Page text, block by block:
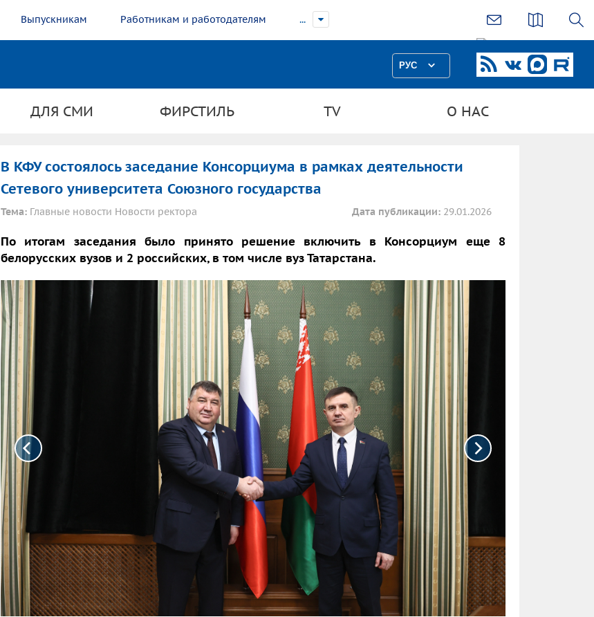
Выпускникам Работникам и работодателям ...
РУС
ДЛЯ СМИ ФИРСТИЛЬ TV О НАС
В КФУ состоялось заседание Консорциума в рамках деятельности
Сетевого университета Союзного государства
Тема: Главные новости Новости ректора Дата публикации: 29.01.2026
По итогам заседания было принято решение включить в Консорциум еще 8
белорусских вузов и 2 российских, в том числе вуз Татарстана.